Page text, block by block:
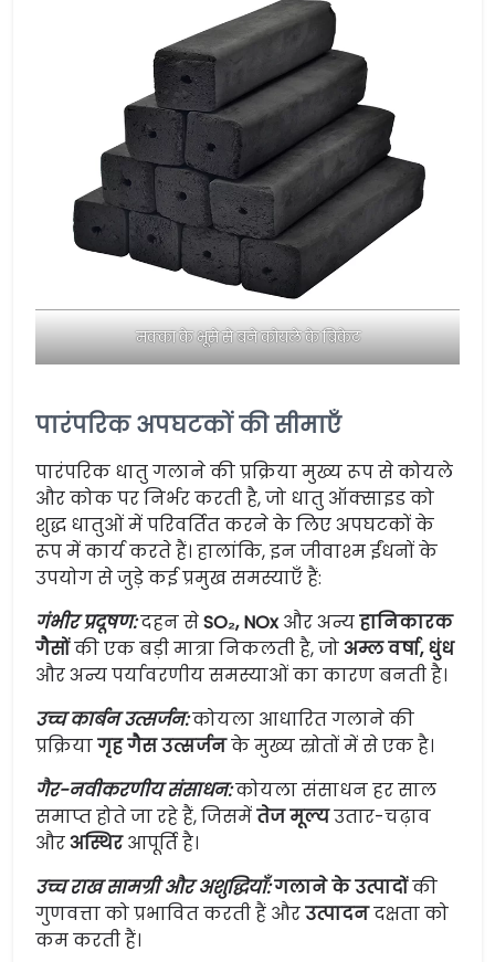
मक्का के भूसे से बने कोयले के ब्रिकेट
पारंपरिक अपघटकों की सीमाएँ
पारंपरिक धातु गलाने की प्रक्रिया मुख्य रूप से कोयले
और कोक पर निर्भर करती है, जो धातु ऑक्साइड को
शुद्ध धातुओं में परिवर्तित करने के लिए अपघटकों के
रूप में कार्य करते हैं। हालांकि, इन जीवाश्म ईंधनों के
उपयोग से जुड़े कई प्रमुख समस्याएँ हैं:
गंभीर प्रदूषण:दहन सेSO₂, NOxऔर अन्यहानिकारक
गैसोंकी एक बड़ी मात्रा निकलती है, जोअम्ल वर्षा, धुंध
और अन्य पर्यावरणीय समस्याओं का कारण बनती है।
उच्च कार्बन उत्सर्जन:कोयला आधारित गलाने की
प्रक्रियागृह गैस उत्सर्जनके मुख्य स्रोतों में से एक है।
गैर-नवीकरणीय संसाधन:कोयला संसाधन हर साल
समाप्त होते जा रहे हैं, जिसमेंतेज मूल्यउतार-चढ़ाव
औरअस्थिरआपूर्ति है।
उच्च राख सामग्री और अशुद्धियाँ:गलाने के उत्पादोंकी
गुणवत्ता को प्रभावित करती हैं औरउत्पादनदक्षता को
कम करती हैं।